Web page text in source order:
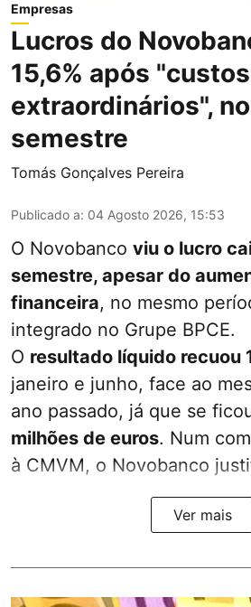
Empresas
Lucros do
15,6% após "custos
extraordinários",
semestre
Tomás Gonçalves Pereira
Publicado a: 04 Agosto 2026, 15:53
O Novobanco viu o lucro
semestre, apesar do
financeira, no mesmo
integrado no Grupe BPCE.
O resultado líquido recuou
janeiro e junho, face ao
ano passado, já que se
milhões de euros. Num
à CMVM, o Novobanco
Ver mais